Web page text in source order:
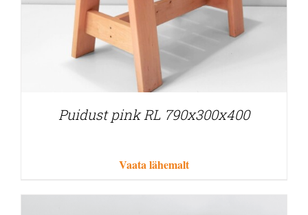
Puidust pink RL 790x300x400
Vaata lähemalt